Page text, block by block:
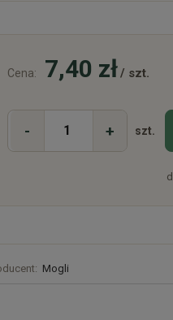
Cena: 7,40 zł/ szt.
- + szt.
Mogli